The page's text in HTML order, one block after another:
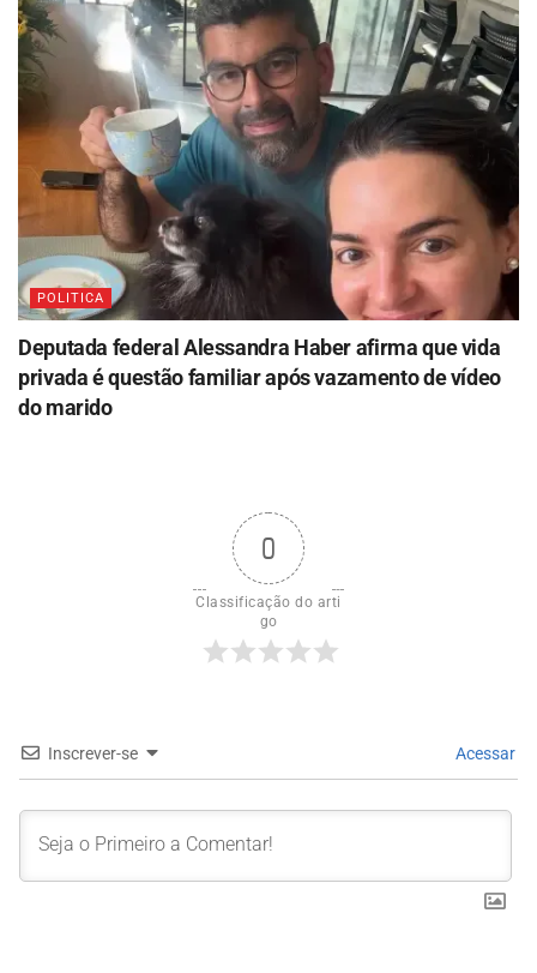
POLITICA
Deputada federal Alessandra Haber afirma que vida
privada é questão familiar após vazamento de vídeo
do marido
0
Classificação do arti
go
Inscrever-se Acessar